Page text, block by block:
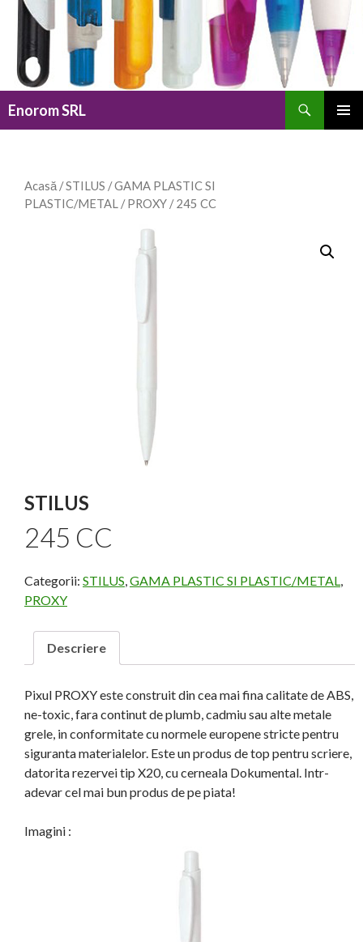
Enorom SRL
Acasă /STILUS /GAMA PLASTIC SI
PLASTIC/METAL /PROXY / 245 CC
STILUS
245 CC
Categorii: STILUS GAMA PLASTIC SI PLASTIC/METAL
PROXY
Descriere
Pixul PROXY este construit din cea mai fina calitate de ABS,
ne-toxic, fara continut de plumb, cadmiu sau alte metale
grele, in conformitate cu normele europene stricte pentru
siguranta materialelor. Este un produs de top pentru scriere,
datorita rezervei tip X20, cu cerneala Dokumental. Intr-
adevar cel mai bun produs de pe piata!
Imagini :